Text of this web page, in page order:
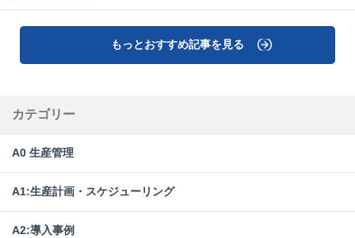
もっとおすすめ記事を見る
カテゴリー
A0 生産管理
A1:生産計画・スケジューリング
A2:導入事例